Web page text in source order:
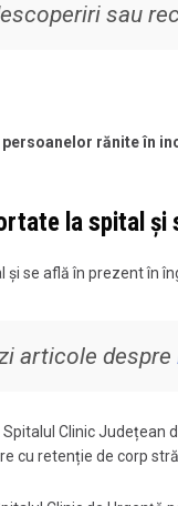
sau
rănite în
la spital
se află în prezent în
articole despre
Clinic
cu retenție de corp